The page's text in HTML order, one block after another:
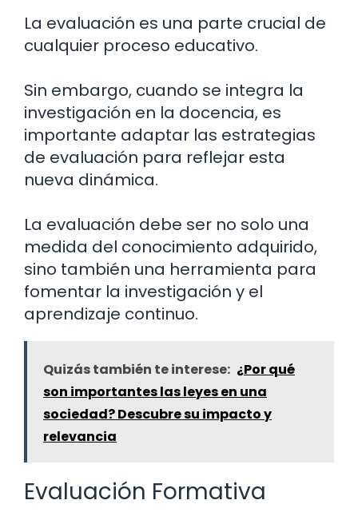
La evaluación es una parte crucial de
cualquier proceso educativo.
Sin embargo, cuando se integra la
investigación en la docencia, es
importante adaptar las estrategias
de evaluación para reflejar esta
nueva dinámica.
La evaluación debe ser no solo una
medida del conocimiento adquirido,
sino también una herramienta para
fomentar la investigación y el
aprendizaje continuo.
Quizás también te interese: ¿Por qué
son importantes las leyes en una
sociedad? Descubre su impacto y
relevancia
Evaluación Formativa